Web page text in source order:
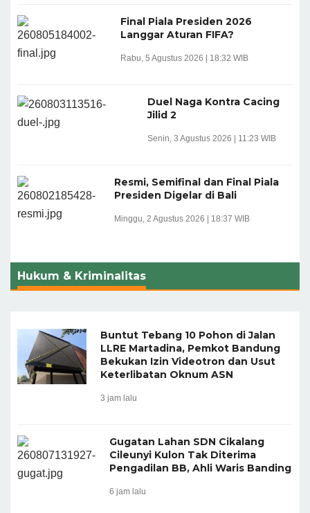
Final Piala Presiden 2026
Langgar Aturan FIFA?
Rabu, 5 Agustus 2026 | 18:32 WIB
Duel Naga Kontra Cacing
Jilid 2
Senin, 3 Agustus 2026 | 11:23 WIB
Resmi, Semifinal dan Final Piala
Presiden Digelar di Bali
Minggu, 2 Agustus 2026 | 18:37 WIB
Hukum & Kriminalitas
Buntut Tebang 10 Pohon di Jalan
LLRE Martadina, Pemkot Bandung
Bekukan Izin Videotron dan Usut
Keterlibatan Oknum ASN
3 jam lalu
Gugatan Lahan SDN Cikalang
Cileunyi Kulon Tak Diterima
Pengadilan BB, Ahli Waris Banding
6 jam lalu